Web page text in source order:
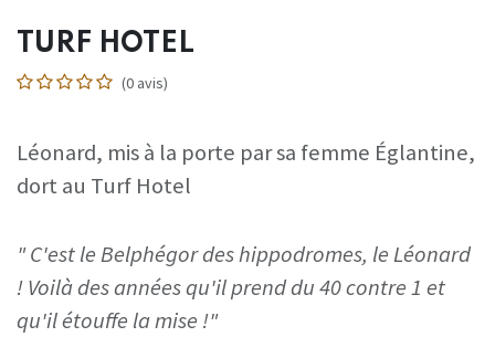
TURF HOTEL
(0 avis)
Léonard, mis à la porte par sa femme Églantine,
dort au Turf Hotel
" C'est le Belphégor des hippodromes, le Léonard
! Voilà des années qu'il prend du 40 contre 1 et
qu'il étouffe la mise !"